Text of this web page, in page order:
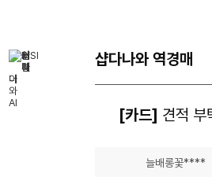
샵다나와 역경매
[카드] 견적 부
늘배롱꽃****